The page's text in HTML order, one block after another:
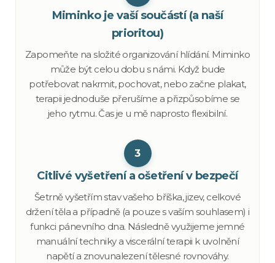
Miminko je vaší součástí (a naší
prioritou)
Zapomeňte na složité organizování hlídání. Miminko
může být celou dobu s námi. Když bude
potřebovat nakrmit, pochovat, nebo začne plakat,
terapii jednoduše přerušíme a přizpůsobíme se
jeho rytmu. Čas je u mě naprosto flexibilní.
3
Citlivé vyšetření a ošetření v bezpečí
Šetrně vyšetřím stav vašeho bříška, jizev, celkové
držení těla a případně (a pouze s vaším souhlasem) i
funkci pánevního dna. Následně využijeme jemné
manuální techniky a viscerální terapii k uvolnění
napětí a znovunalezení tělesné rovnováhy.